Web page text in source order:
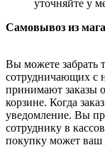
уточняйте у
Самовывоз из
Вы можете забрать
сотрудничающих с
принимают заказы
корзине. Когда
уведомление. Вы
сотруднику в
покупку может ваш